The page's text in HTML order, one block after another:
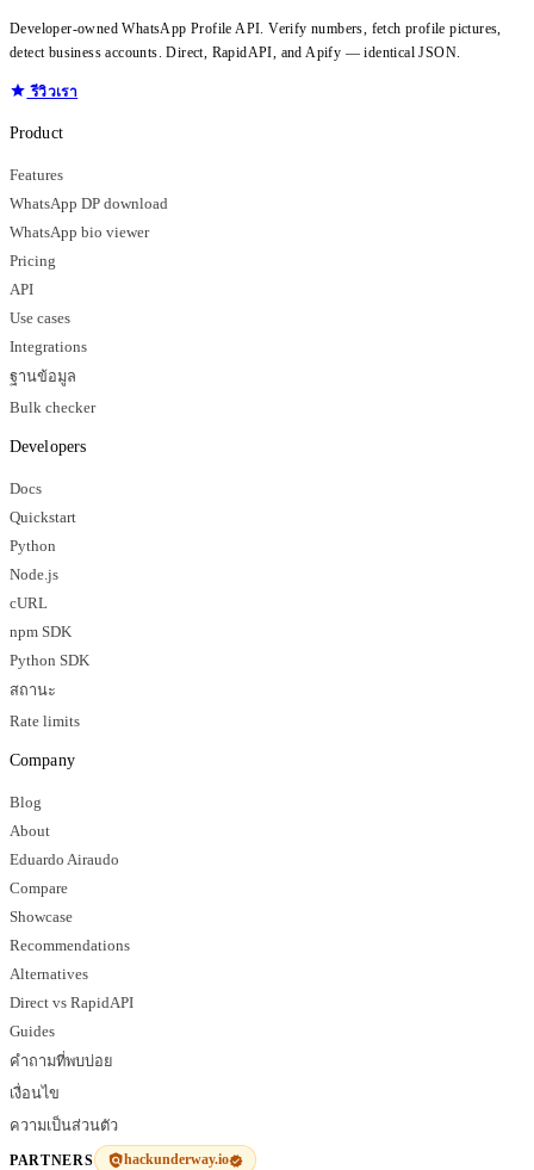
Developer-owned WhatsApp Profile API. Verify numbers, fetch profile pictures,
detect business accounts. Direct, RapidAPI, and Apify — identical JSON.
รีวิวเรา
Product
Features
WhatsApp DP download
WhatsApp bio viewer
Pricing
API
Use cases
Integrations
ฐานข้อมูล
Bulk checker
Developers
Docs
Quickstart
Python
Node.js
cURL
npm SDK
Python SDK
สถานะ
Rate limits
Company
Blog
About
Eduardo Airaudo
Compare
Showcase
Recommendations
Alternatives
Direct vs RapidAPI
Guides
คำถามที่พบบ่อย
เงื่อนไข
ความเป็นส่วนตัว
PARTNERS hackunderway.io